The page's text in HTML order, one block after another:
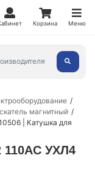
Корзина Меню
магнитный
| Катушка для
УХЛ4